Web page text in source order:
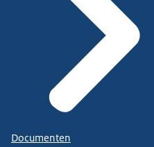
Documenten